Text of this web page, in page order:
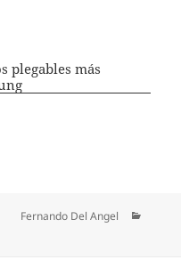
plegables más
Fernando Del Angel